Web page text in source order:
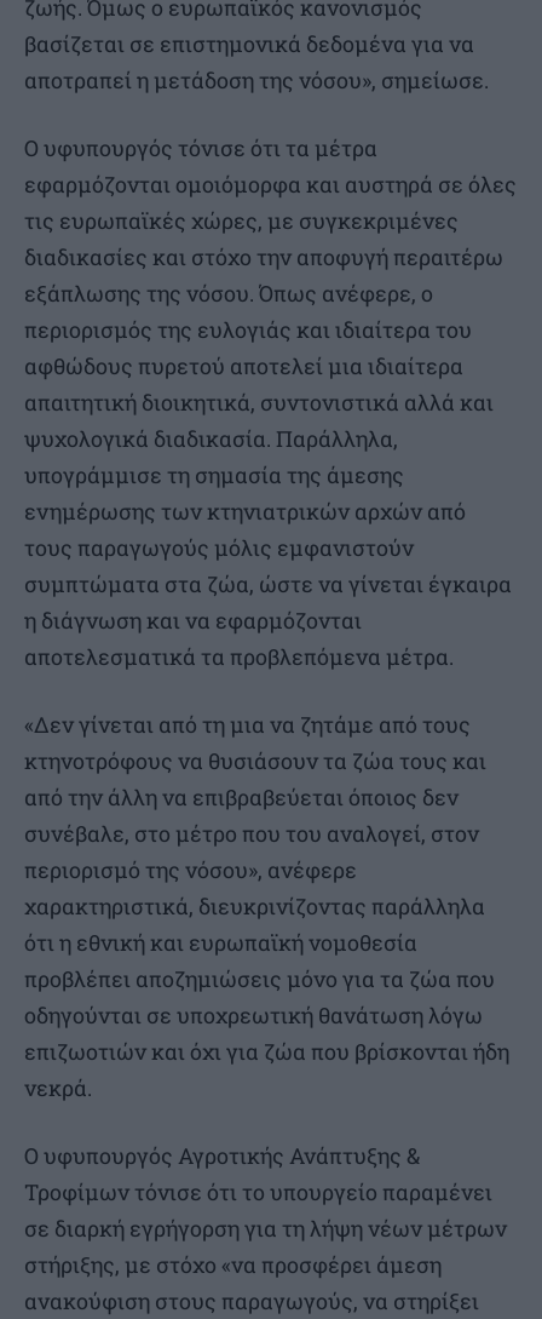
ζωής. Όμως ο ευρωπαϊκός κανονισμός
βασίζεται σε επιστημονικά δεδομένα για να
αποτραπεί η μετάδοση της νόσου», σημείωσε.
Ο υφυπουργός τόνισε ότι τα μέτρα
εφαρμόζονται ομοιόμορφα και αυστηρά σε όλες
τις ευρωπαϊκές χώρες, με συγκεκριμένες
διαδικασίες και στόχο την αποφυγή περαιτέρω
εξάπλωσης της νόσου. Όπως ανέφερε, ο
περιορισμός της ευλογιάς και ιδιαίτερα του
αφθώδους πυρετού αποτελεί μια ιδιαίτερα
απαιτητική διοικητικά, συντονιστικά αλλά και
ψυχολογικά διαδικασία. Παράλληλα,
υπογράμμισε τη σημασία της άμεσης
ενημέρωσης των κτηνιατρικών αρχών από
τους παραγωγούς μόλις εμφανιστούν
συμπτώματα στα ζώα, ώστε να γίνεται έγκαιρα
η διάγνωση και να εφαρμόζονται
αποτελεσματικά τα προβλεπόμενα μέτρα.
«Δεν γίνεται από τη μια να ζητάμε από τους
κτηνοτρόφους να θυσιάσουν τα ζώα τους και
από την άλλη να επιβραβεύεται όποιος δεν
συνέβαλε, στο μέτρο που του αναλογεί, στον
περιορισμό της νόσου», ανέφερε
χαρακτηριστικά, διευκρινίζοντας παράλληλα
ότι η εθνική και ευρωπαϊκή νομοθεσία
προβλέπει αποζημιώσεις μόνο για τα ζώα που
οδηγούνται σε υποχρεωτική θανάτωση λόγω
επιζωοτιών και όχι για ζώα που βρίσκονται ήδη
νεκρά.
Ο υφυπουργός Αγροτικής Ανάπτυξης &
Τροφίμων τόνισε ότι το υπουργείο παραμένει
σε διαρκή εγρήγορση για τη λήψη νέων μέτρων
στήριξης, με στόχο «να προσφέρει άμεση
ανακούφιση στους παραγωγούς, να στηρίξει